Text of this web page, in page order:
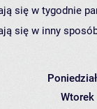
się w tygodnie
się w inny
Wtorek